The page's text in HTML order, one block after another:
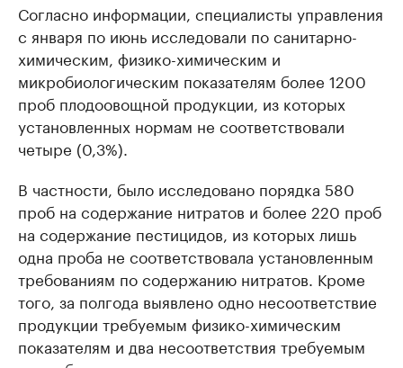
Согласно информации, специалисты управления
с января по июнь исследовали по санитарно-
химическим, физико-химическим и
микробиологическим показателям более 1200 ​
проб плодоовощной продукции, из которых
установленных нормам не соответствовали
четыре (0,3%).
В частности, было исследовано порядка 580
проб на содержание нитратов и более 220 проб
на содержание пестицидов, из которых лишь
одна проба не соответствовала установленным
требованиям по содержанию нитратов.​ Кроме
того, за полгода выявлено одно несоответствие
продукции требуемым физико-химическим
показателям и два несоответствия требуемым